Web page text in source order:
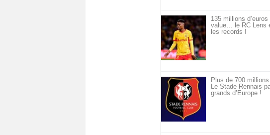
135 millions
value… le RC Lens
les records !
Plus de 700
Le Stade Rennais
grands d’Europe !